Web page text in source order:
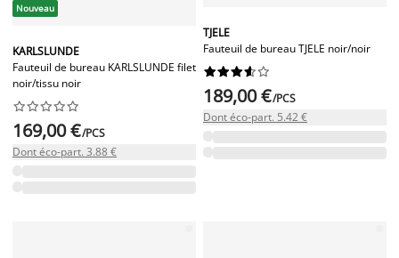
Nouveau
KARLSLUNDE
Fauteuil de bureau KARLSLUNDE filet
noir/tissu noir






169,00 €/PCS
Dont éco-part. 3.88 €
TJELE
Fauteuil de bureau TJELE noir/noir






189,00 €/PCS
Dont éco-part. 5.42 €